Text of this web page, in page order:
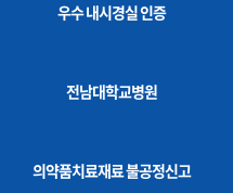
우수 내시경실 인증
전남대학교병원
의약품치료재료 불공정신고